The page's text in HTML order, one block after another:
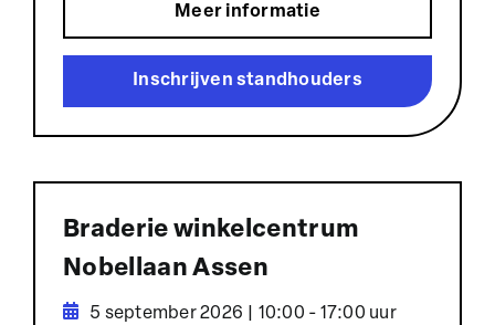
Meer informatie
Inschrijven standhouders
Braderie winkelcentrum
Nobellaan Assen
5 september 2026 | 10:00 - 17:00 uur